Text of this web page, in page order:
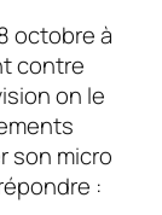
octobre à
contre
on le
son micro
: